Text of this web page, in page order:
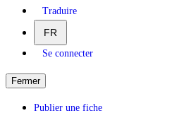
Traduire
FR
Se connecter
Fermer
Publier une fiche